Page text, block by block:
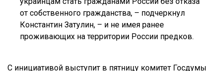
от собственного гражданства, – подчеркнул
Константин Затулин, – и не имея ранее
проживающих на территории России предков.
С инициативой выступит в пятницу комитет Госдумы